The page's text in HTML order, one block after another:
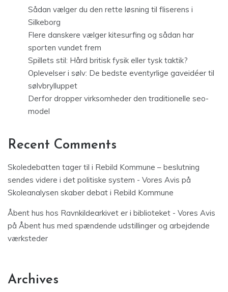
Sådan vælger du den rette løsning til fliserens i
Silkeborg
Flere danskere vælger kitesurfing og sådan har
sporten vundet frem
Spillets stil: Hård britisk fysik eller tysk taktik?
Oplevelser i sølv: De bedste eventyrlige gaveidéer til
sølvbrylluppet
Derfor dropper virksomheder den traditionelle seo-
model
Recent Comments
Skoledebatten tager til i Rebild Kommune – beslutning
sendes videre i det politiske system - Vores Avis på
Skoleanalysen skaber debat i Rebild Kommune
Åbent hus hos Ravnkildearkivet er i biblioteket - Vores Avis
på Åbent hus med spændende udstillinger og arbejdende
værksteder
Archives